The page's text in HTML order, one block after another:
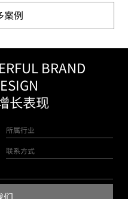
案例
BRAND
长表现